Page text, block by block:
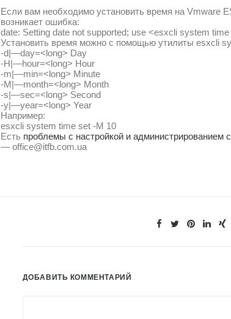
Если вам необходимо установить время на Vmware
возникает ошибка:
date: Setting date not supported; use <esxcli system time
Установить время можно с помощью утилиты esxcli
-d|—day=<long> Day
-H|—hour=<long> Hour
-m|—min=<long> Minute
-M|—month=<long> Month
-s|—sec=<long> Second
-y|—year=<long> Year
Например:
esxcli system time set -M 10
Есть проблемы с настройкой и администрированием
— office@itfb.com.ua
ДОБАВИТЬ КОММЕНТАРИЙ